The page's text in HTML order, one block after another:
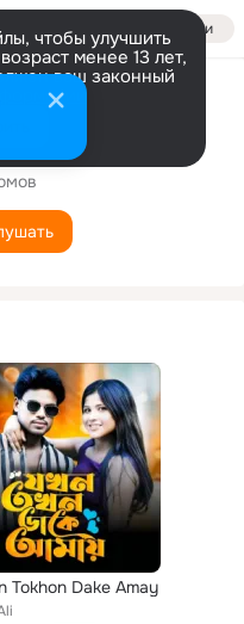
Войти
чтобы улучшить
менее 13 лет,
ваш законный
Ali
Tokhon Dake Amay